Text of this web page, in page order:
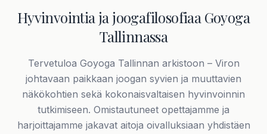
Hyvinvointia ja joogafilosofiaa Goyoga
Tallinnassa
Tervetuloa Goyoga Tallinnan arkistoon – Viron
johtavaan paikkaan joogan syvien ja muuttavien
näkökohtien sekä kokonaisvaltaisen hyvinvoinnin
tutkimiseen. Omistautuneet opettajamme ja
harjoittajamme jakavat aitoja oivalluksiaan yhdistäen